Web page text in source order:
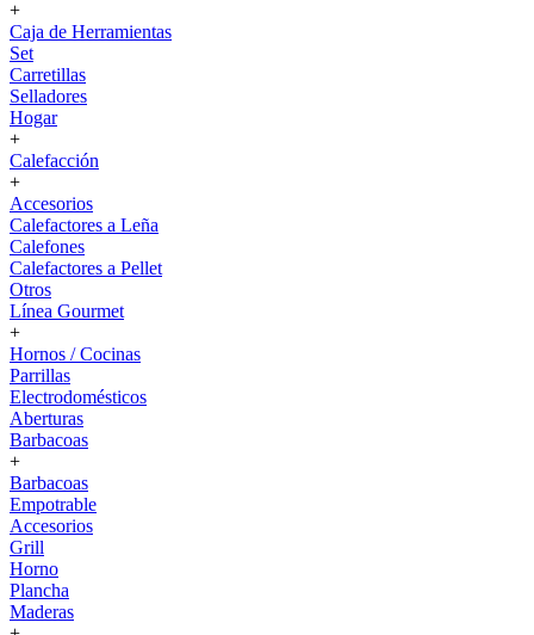
+
Caja de Herramientas
Set
Carretillas
Selladores
Hogar
+
Calefacción
+
Accesorios
Calefactores a Leña
Calefones
Calefactores a Pellet
Otros
Línea Gourmet
+
Hornos / Cocinas
Parrillas
Electrodomésticos
Aberturas
Barbacoas
+
Barbacoas
Empotrable
Accesorios
Grill
Horno
Plancha
Maderas